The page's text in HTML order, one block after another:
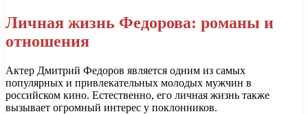
Личная жизнь Федорова: романы и
отношения
Актер Дмитрий Федоров является одним из самых
популярных и привлекательных молодых мужчин в
российском кино. Естественно, его личная жизнь также
вызывает огромный интерес у поклонников.